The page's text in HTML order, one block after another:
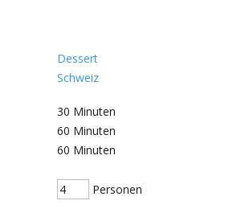
Dessert
Schweiz
30 Minuten
60 Minuten
60 Minuten
Personen